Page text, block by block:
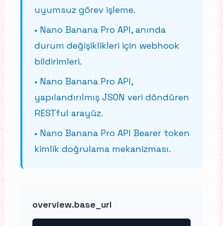
uyumsuz görev işleme.
• Nano Banana Pro API, anında
durum değişiklikleri için webhook
bildirimleri.
• Nano Banana Pro API,
yapılandırılmış JSON veri döndüren
RESTful arayüz.
• Nano Banana Pro API Bearer token
kimlik doğrulama mekanizması.
overview.base_url